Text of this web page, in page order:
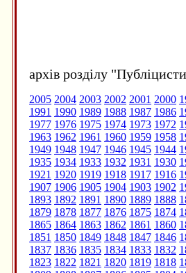
архів розділу
2005 2004 2003 2002 2001 2000
1991 1990 1989 1988 1987 1986
1977 1976 1975 1974 1973 1972
1963 1962 1961 1960 1959 1958
1949 1948 1947 1946 1945 1944
1935 1934 1933 1932 1931 1930
1921 1920 1919 1918 1917 1916
1907 1906 1905 1904 1903 1902
1893 1892 1891 1890 1889 1888
1879 1878 1877 1876 1875 1874
1865 1864 1863 1862 1861 1860
1851 1850 1849 1848 1847 1846
1837 1836 1835 1834 1833 1832
1823 1822 1821 1820 1819 1818